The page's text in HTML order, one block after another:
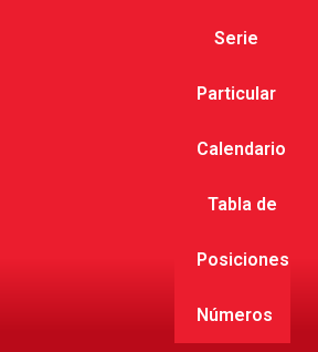
Serie
Particular
Calendario
Tabla de
Posiciones
Números